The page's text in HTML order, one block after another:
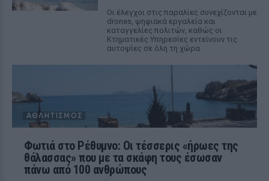
Οι έλεγχοι στις παραλίες συνεχίζονται με
drones, ψηφιακά εργαλεία και
καταγγελίες πολιτών, καθώς οι
Κτηματικές Υπηρεσίες εντείνουν τις
αυτοψίες σε όλη τη χώρα
ΑΘΛΗΤΙΣΜΌΣ
Φωτιά στο Ρέθυμνο: Οι τέσσερις «ήρωες της
θάλασσας» που με τα σκάφη τους έσωσαν
πάνω από 100 ανθρώπους